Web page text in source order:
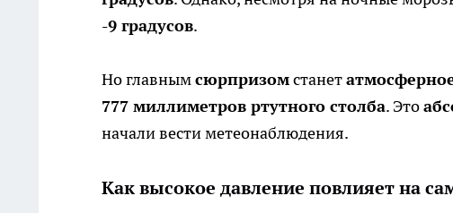
-9 градусов.
Но главнымсюрпризомстанет
777 миллиметров ртутного столба. Это
начали вести метеонаблюдения.
Как высокое давление повлияет на